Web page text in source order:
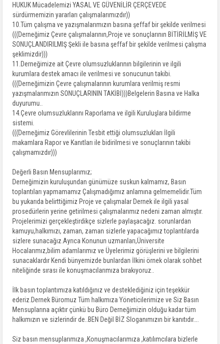
HUKUK Mücadelemizi YASAL VE GÜVENİLİR ÇERÇEVEDE
sürdürmemizin yararları çalışmalarımızdır))
10.Tüm çalışma ve yazışmalarımızın basına şeffaf bir şekilde verilmesi
(((Derneğimiz Çevre çalışmalarının,Proje ve sonuçlarının BİTİRİLMİŞ VE
SONUÇLANDIRILMIŞ Şekli ile basına şeffaf bir şekilde verilmesi çalışma
şeklimizdir)))
11.Derneğimize ait Çevre olumsuzluklarının bilgilerinin ve ilgili
kurumlara destek amacı ile verilmesi ve sonucunun takibi.
(((Derneğimizin Çevre çalışmalarının kurumlara verilmiş resmi
yazışmalarımızın SONUÇLARININ TAKİBİ)))Belgelerin Basına ve Halka
duyurumu..
14.Çevre olumsuzluklarını Raporlama ve ilgili Kuruluşlara bildirme
sistemi.
(((Derneğimiz Görevlilerinin Tesbit ettiği olumsuzlukları İlgili
makamlara Rapor ve Kanıtları ile bidirilmesi ve sonuçlarının takibi
çalışmamızdır)))
Değerli Basın Mensuplarımız;
Derneğimizin kuruluşundan günümüze suskun kalmamız, Basın
toplantıları yapmamamız Çalışmadığımız anlamına gelmemelidir.Tüm
bu yukarıda belirttiğimiz Proje ve çalışmalar Dernek ile ilgili yasal
prosedürlerin yerine getirilmesi çalışmalarımız nedeni zaman almıştır.
Projelerimizi gerçekleştirdikçe sizlerle paylaşacağız. sorunlardan
kamuyu,halkımızı, zaman, zaman sizlerle yapacağımız toplantılarda
sizlere sunacağız.Ayrıca Konunun uzmanları,Üniversite
Hocalarımız,bilim adamlarımız ve Üyelerimiz görüşlerini ve bilgilerini
sunacaklardır Kendi bünyemizde bunlardan İlkini örnek olarak sohbet
niteliğinde sırası ile konuşmacılarımıza bırakıyoruz..
İlk basın toplantımıza katıldığınız ve desteklediğiniz için teşekkür
ederiz.Dernek Büromuz Tüm halkımıza Yöneticilerimize ve Siz Basın
Mensuplarına açıktır çünkü bu Büro Derneğimizin olduğu kadar tüm
halkımızın ve sizlerindir de..BEN Değil BİZ Sloganımızın bir kanıtıdır….
Siz basın mensuplarımıza ,Konuşmacılarımıza ,katılımcılara bizlerle